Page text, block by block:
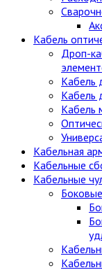
Кабель
Дроп-
Кабель
Кабель
Кабель
Кабельная
Кабельные
Кабельные